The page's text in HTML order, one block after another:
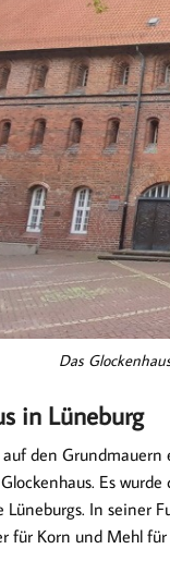
Das
in Lüneburg
den
Es
In seiner
für Korn und Mehl